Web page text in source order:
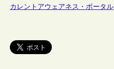
カレントアウェアネス・ポータル